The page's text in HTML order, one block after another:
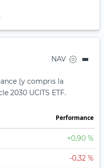
NAV
(y compris la
2030 UCITS ETF.
Performance
+0,90 %
-0,32 %